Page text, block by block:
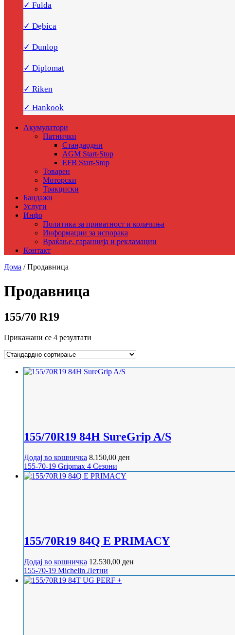
✓ Fulda
✓ Dębica
✓ Dunlop
✓ Diplomat
✓ Riken
✓ Hankook
Акумулатори
Патнички
Стандардни
AGM Start-Stop
EFB Start-Stop
Товарен
Моторски
Тракциски
Бандажи
Услуги
Инфо
Политика за приватност и колачиња
Информации за испорака
Враќање, гаранција и рекламации
Контакт
Дома / Продавница
Продавница
155/70 R19
Прикажани се 4 резултати
155/70R19 84H SureGrip A/S
Додај во кошничка 8.150,00 ден
155-70-19 Gripmax 4 Сезони
155/70R19 84Q E PRIMACY
Додај во кошничка 12.530,00 ден
155-70-19 Michelin Летни